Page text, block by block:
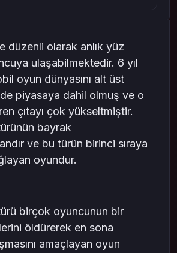
düzenli olarak anlık yüz
ulaşabilmektedir. 6 yıl
oyun dünyasını alt üst
piyasaya dahil olmuş ve o
çıtayı çok yükseltmiştir.
bayrak
ve bu türün birinci sıraya
oyundur.
birçok oyuncunun bir
öldürerek en sona
amaçlayan oyun